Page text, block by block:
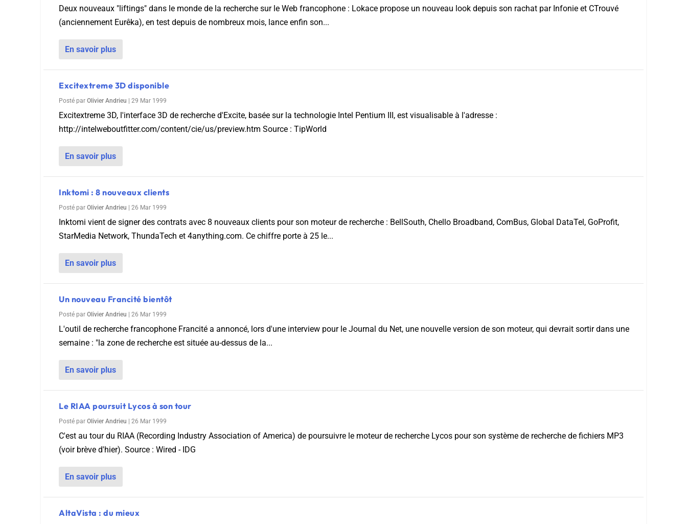
Télécharger l'Ebook
Wordpress
Shopify
PrestaShop
Formation SEO & GEO - Edition 2026
Je découvre !
Deux nouveaux "liftings" dans le monde de la recherche sur le Web francophone : Lokace propose un nouveau look depuis son rachat par Infonie et CTrouvé
(anciennement Eurêka), en test depuis de nombreux mois, lance enfin son...
En savoir plus
Excitextreme 3D disponible
Posté par Olivier Andrieu 29 Mar 1999
Excitextreme 3D, l'interface 3D de recherche d'Excite, basée sur la technologie Intel Pentium III, est visualisable à l'adresse :
http://intelweboutfitter.com/content/cie/us/preview.htm Source : TipWorld
En savoir plus
Inktomi : 8 nouveaux clients
Posté par Olivier Andrieu 26 Mar 1999
Inktomi vient de signer des contrats avec 8 nouveaux clients pour son moteur de recherche : BellSouth, Chello Broadband, ComBus, Global DataTel, GoProfit,
StarMedia Network, ThundaTech et 4anything.com. Ce chiffre porte à 25 le...
En savoir plus
Un nouveau Francité bientôt
Posté par Olivier Andrieu 26 Mar 1999
L'outil de recherche francophone Francité a annoncé, lors d'une interview pour le Journal du Net, une nouvelle version de son moteur, qui devrait sortir dans une
semaine : "la zone de recherche est située au-dessus de la...
En savoir plus
Le RIAA poursuit Lycos à son tour
Posté par Olivier Andrieu 26 Mar 1999
C'est au tour du RIAA (Recording Industry Association of America) de poursuivre le moteur de recherche Lycos pour son système de recherche de fichiers MP3
(voir brève d'hier). Source : Wired - IDG
En savoir plus
AltaVista : du mieux